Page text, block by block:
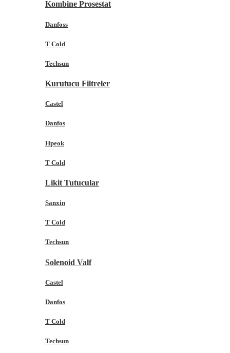
Kombine Prosestat
Danfoss
T Cold
Techsun
Kurutucu Filtreler
Castel
Danfos
Hpeok
T Cold
Likit Tutucular
Sanxin
T Cold
Techsun
Solenoid Valf
Castel
Danfos
T Cold
Techsun